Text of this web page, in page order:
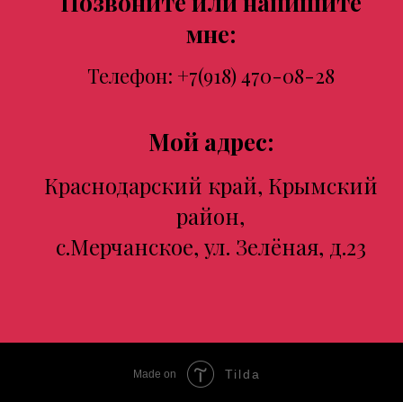
мне:
Телефон: +7(918) 470-08-28
Мой адрес:
Краснодарский край, Крымский
район,
с.Мерчанское, ул. Зелёная, д.23
Made on Tilda